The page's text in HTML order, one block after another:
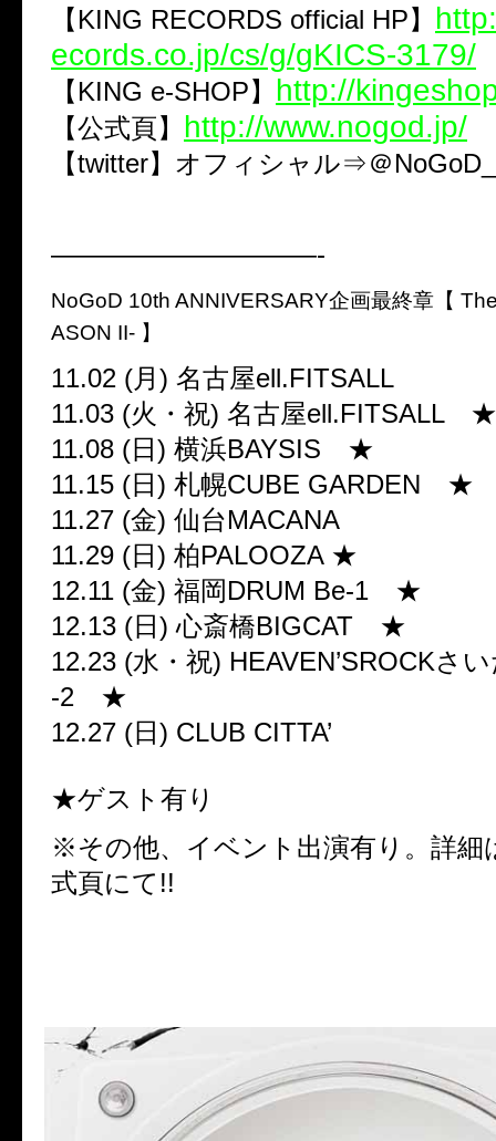
【KING RECORDS official HP】
ecords.co.jp/cs/g/gKICS-3179/
【KING e-SHOP】 http://
【公式頁】 http://www.nogod.jp/
【twitter】オフィシャル⇒＠
——————————-
NoGoD 10th ANNIVERSARY企画最終章【
ASON II- 】
11.02 (月) 名古屋ell.FITSALL
11.03 (火・祝) 名古屋ell.FITSALL ★
11.08 (日) 横浜BAYSIS ★
11.15 (日) 札幌CUBE GARDEN ★
11.27 (金) 仙台MACANA
11.29 (日) 柏PALOOZA ★
12.11 (金) 福岡DRUM Be-1 ★
12.13 (日) 心斎橋BIGCAT ★
12.23 (水・祝) HEAVEN’SROCKさ
-2 ★
12.27 (日) CLUB
★ゲスト有り
※その他、イベント出演有り。詳細
式頁にて!!